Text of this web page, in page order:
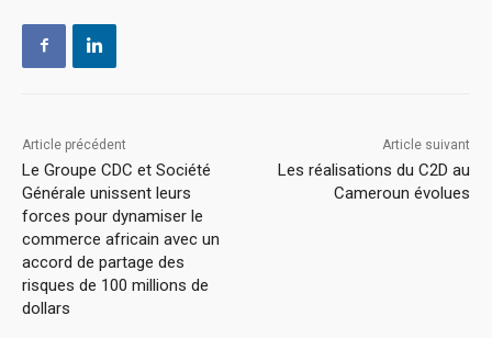
Article précédent
Le Groupe CDC et Société
Générale unissent leurs
forces pour dynamiser le
commerce africain avec un
accord de partage des
risques de 100 millions de
dollars
Article suivant
Les réalisations du C2D au
Cameroun évolues